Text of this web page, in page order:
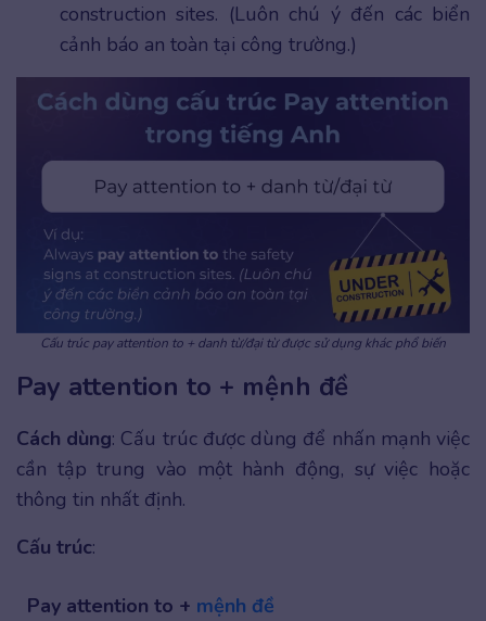
construction sites. (Luôn chú ý đến các biển
cảnh báo an toàn tại công trường.)
Cấu trúc pay attention to + danh từ/đại từ được sử dụng khác phổ biến
Pay attention to + mệnh đề
Cách dùng: Cấu trúc được dùng để nhấn mạnh việc
cần tập trung vào một hành động, sự việc hoặc
thông tin nhất định.
Cấu trúc:
Pay attention to + mệnh đề